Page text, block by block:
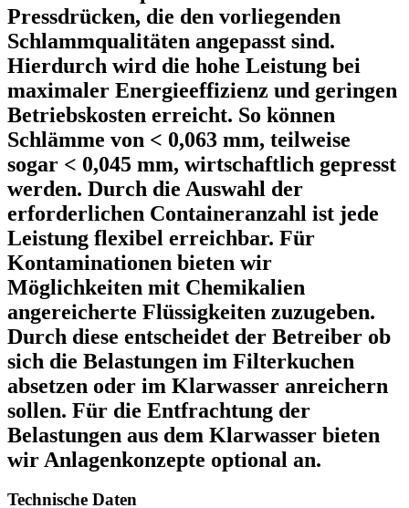
Pressdrücken, die den vorliegenden
Schlammqualitäten angepasst sind.
Hierdurch wird die hohe Leistung bei
maximaler Energieeffizienz und geringen
Betriebskosten erreicht. So können
Schlämme von < 0,063 mm, teilweise
sogar < 0,045 mm, wirtschaftlich gepresst
werden. Durch die Auswahl der
erforderlichen Containeranzahl ist jede
Leistung flexibel erreichbar. Für
Kontaminationen bieten wir
Möglichkeiten mit Chemikalien
angereicherte Flüssigkeiten zuzugeben.
Durch diese entscheidet der Betreiber ob
sich die Belastungen im Filterkuchen
absetzen oder im Klarwasser anreichern
sollen. Für die Entfrachtung der
Belastungen aus dem Klarwasser bieten
wir Anlagenkonzepte optional an.
Technische Daten